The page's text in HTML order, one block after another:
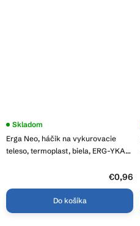
Erga Neo, háčik na vykurovacie
teleso, termoplast, biela, ERG-YKA-
Skladom
€0,96
Do košíka